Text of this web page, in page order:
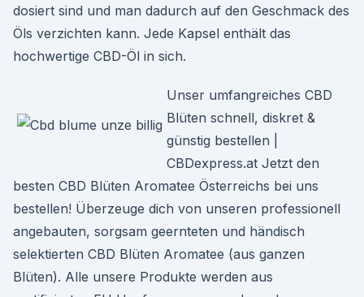
dosiert sind und man dadurch auf den Geschmack des
Öls verzichten kann. Jede Kapsel enthält das
hochwertige CBD-Öl in sich.
Unser umfangreiches CBD
Blüten schnell, diskret &
günstig bestellen |
CBDexpress.at Jetzt den
besten CBD Blüten Aromatee Österreichs bei uns
bestellen! Überzeuge dich von unseren professionell
angebauten, sorgsam geernteten und händisch
selektierten CBD Blüten Aromatee (aus ganzen
Blüten). Alle unsere Produkte werden aus